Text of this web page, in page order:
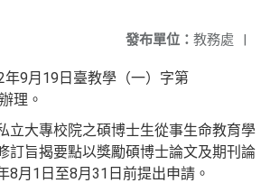
發布單位： 教務處 |
9月19日臺教學（一）字第
理。
立大專校院之碩博士生從事生命教育學
訂旨揭要點以獎勵碩博士論文及期刊論
8月1日至8月31日前提出申請。